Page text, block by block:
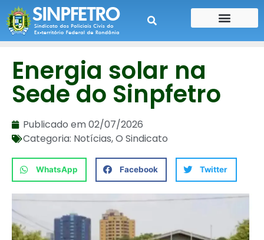
Energia solar na
Sede do Sinpfetro
Publicado em02/07/2026
Categoria: Notícias,O Sindicato
WhatsApp Facebook Twitter